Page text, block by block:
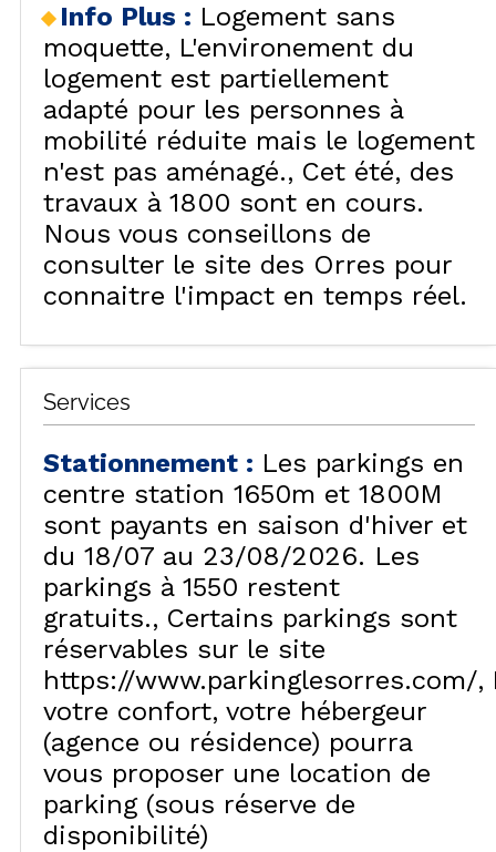
Info Plus : Logement sans
moquette
L'environement du
logement est partiellement
adapté pour les personnes à
mobilité réduite mais le logement
n'est pas aménagé.
Cet été, des
travaux à 1800 sont en cours.
Nous vous conseillons de
consulter le site des Orres pour
connaitre l'impact en temps réel.
Services
Stationnement : Les parkings en
centre station 1650m et 1800M
sont payants en saison d'hiver et
du 18/07 au 23/08/2026. Les
parkings à 1550 restent
gratuits.
Certains parkings sont
réservables sur le site
https://www.parkinglesorres.com/
votre confort, votre hébergeur
(agence ou résidence) pourra
vous proposer une location de
parking (sous réserve de
disponibilité)